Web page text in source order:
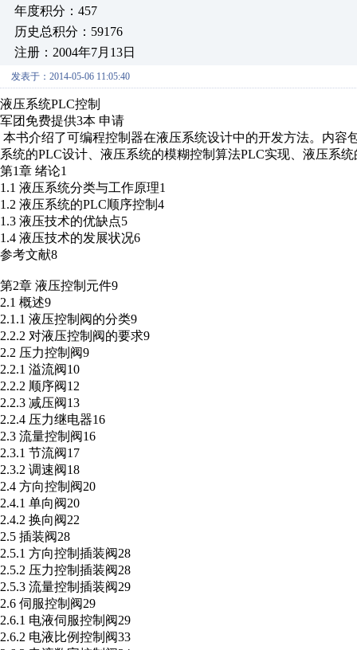
年度积分：457
历史总积分：59176
注册：2004年7月13日
发表于：2014-05-06 11:05:40
液压系统PLC控制
军团免费提供3本 申请
本书介绍了可编程控制器在液压系统设计中的开发方法。内
系统的PLC设计、液压系统的模糊控制算法PLC实现、液压系
第1章 绪论1
1.1 液压系统分类与工作原理1
1.2 液压系统的PLC顺序控制4
1.3 液压技术的优缺点5
1.4 液压技术的发展状况6
参考文献8
第2章 液压控制元件9
2.1 概述9
2.1.1 液压控制阀的分类9
2.2.2 对液压控制阀的要求9
2.2 压力控制阀9
2.2.1 溢流阀10
2.2.2 顺序阀12
2.2.3 减压阀13
2.2.4 压力继电器16
2.3 流量控制阀16
2.3.1 节流阀17
2.3.2 调速阀18
2.4 方向控制阀20
2.4.1 单向阀20
2.4.2 换向阀22
2.5 插装阀28
2.5.1 方向控制插装阀28
2.5.2 压力控制插装阀28
2.5.3 流量控制插装阀29
2.6 伺服控制阀29
2.6.1 电液伺服控制阀29
2.6.2 电液比例控制阀33